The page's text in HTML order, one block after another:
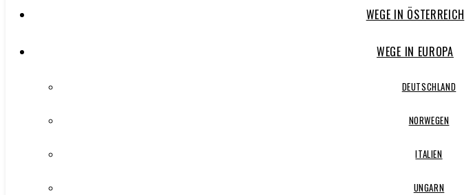
WEGE IN ÖSTERREICH
WEGE IN EUROPA
DEUTSCHLAND
NORWEGEN
ITALIEN
UNGARN